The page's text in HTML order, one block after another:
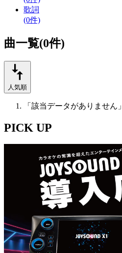
歌詞
(0件)
曲一覧(0件)
人気順
「該当データがありません」
PICK UP